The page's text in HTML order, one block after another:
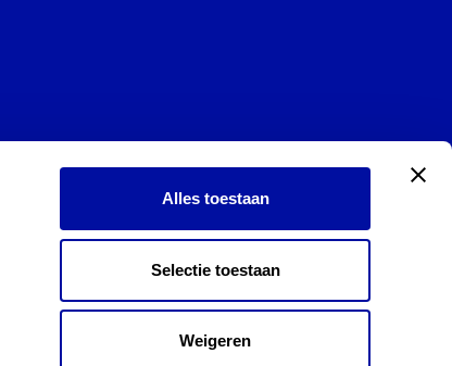
Alles toestaan
Selectie toestaan
Weigeren